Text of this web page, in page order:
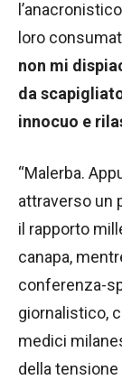
loro
non mi
da
innocuo e
“Malerba.
attraverso un
il rapporto
canapa,
conferenza-
giornalistico,
medici
della